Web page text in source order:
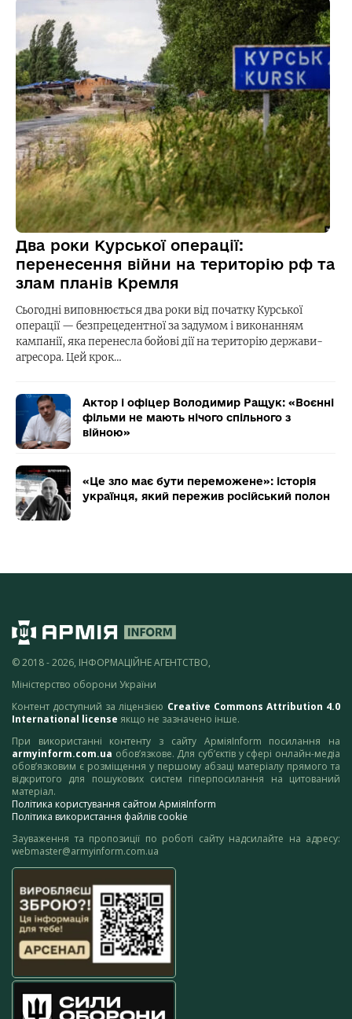
Два роки Курської операції:
перенесення війни на територію рф та
злам планів Кремля
Сьогодні виповнюється два роки від початку Курської
операції — безпрецедентної за задумом і виконанням
кампанії, яка перенесла бойові дії на територію держави-
агресора. Цей крок…
Актор і офіцер Володимир Ращук: «Воєнні
фільми не мають нічого спільного з
війною»
«Це зло має бути переможене»: історія
українця, який пережив російський полон
© 2018 - 2026, ІНФОРМАЦІЙНЕ АГЕНТСТВО,
Міністерство оборони України
Контент доступний за ліцензією Creative Commons Attribution 4.0
International license якщо не зазначено інше.
При використанні контенту з сайту АрміяInform посилання на
armyinform.com.ua обов’язкове. Для суб’єктів у сфері онлайн-медіа
обов’язковим є розміщення у першому абзаці матеріалу прямого та
відкритого для пошукових систем гіперпосилання на цитований
матеріал.
Політика користування сайтом АрміяInform
Політика використання файлів cookie
Зауваження та пропозиції по роботі сайту надсилайте на адресу:
webmaster@armyinform.com.ua